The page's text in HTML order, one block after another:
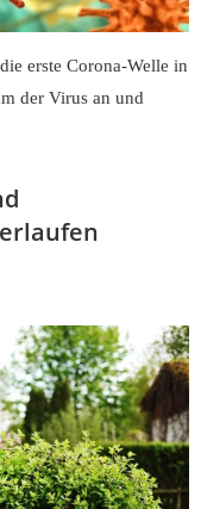
erste Corona-Welle in
der Virus an und